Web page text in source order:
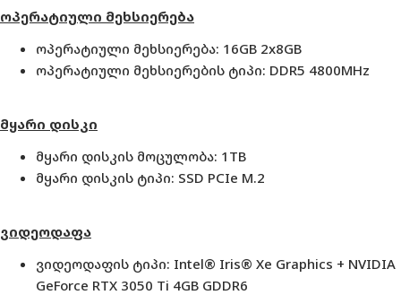
ოპერატიული მეხსიერება
ოპერატიული მეხსიერება: 16GB 2x8GB
ოპერატიული მეხსიერების ტიპი: DDR5 4800MHz
მყარი დისკი
მყარი დისკის მოცულობა: 1TB
მყარი დისკის ტიპი: SSD PCIe M.2
ვიდეოდაფა
ვიდეოდაფის ტიპი: Intel® Iris® Xe Graphics + NVIDIA
GeForce RTX 3050 Ti 4GB GDDR6